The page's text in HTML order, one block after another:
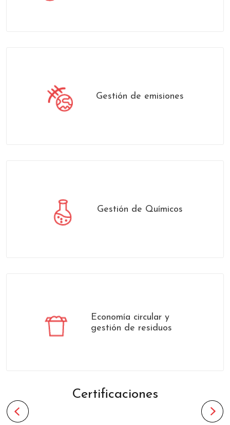
Gestión de emisiones
Gestión de Químicos
Economía circular y
gestión de residuos
Certificaciones